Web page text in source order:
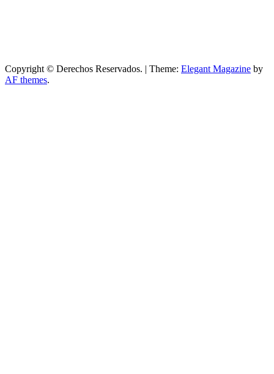
Copyright © Derechos Reservados. | Theme: Elegant Magazine by
AF themes.